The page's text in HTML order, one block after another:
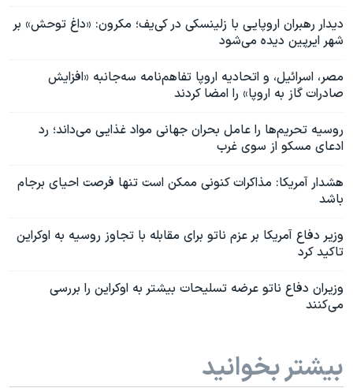
دیدار رهبران اروپایی با زلینسکی در کی‌یف؛ مکرون: «داغ توحش» بر
شهر ایرپین دیده می‌شود
مصر، اسرائیل، و اتحادیه اروپا تفاهم‌نامه سه‌جانبه «افزایش
صادرات گاز به اروپا» را امضا کردند
روسیه تحریم‌ها را عامل بحران جهانی مواد غذایی می‌داند؛ رد
ادعای مسکو از سوی غرب
هشدار آمریکا: مذاکرات کنونی ممکن است تنها فرصت احیای برجام
باشد
وزیر دفاع آمریکا بر عزم ناتو برای مقابله با تجاوز روسیه به اوکراین
تاکید کرد
وزیران دفاع ناتو عرضه تسلیحات بیشتر به اوکراین را بررسی
می‌کنند
بیشتر بخوانید